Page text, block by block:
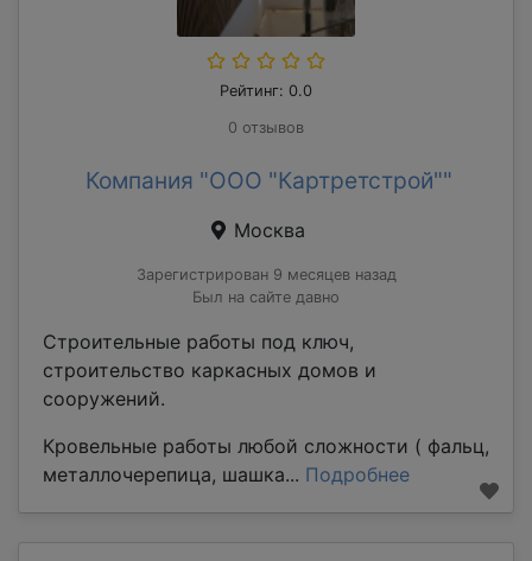
Рейтинг: 0.0
0 отзывов
Компания "ООО "Картретстрой""
Москва
Зарегистрирован 9 месяцев назад
Был на сайте давно
Строительные работы под ключ,
строительство каркасных домов и
сооружений.
Кровельные работы любой сложности ( фальц,
металлочерепица, шашка... Подробнее